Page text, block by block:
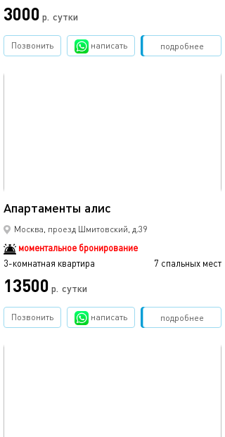
3000 р. сутки
подробнее
Позвонить написать Забронировать
Апартаменты алис
Москва, проезд Шмитовский, д.39
моментальное бронирование
3-комнатная квартира
7 спальных мест
13500 р. сутки
подробнее
Позвонить написать Забронировать